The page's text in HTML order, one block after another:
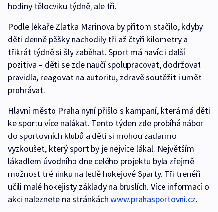
hodiny tělocviku týdně, ale tři.
Podle lékaře Zlatka Marinova by přitom stačilo, kdyby
děti denně pěšky nachodily tři až čtyři kilometry a
třikrát týdně si šly zaběhat. Sport má navíc i další
pozitiva – děti se zde naučí spolupracovat, dodržovat
pravidla, reagovat na autoritu, zdravě soutěžit i umět
prohrávat.
Hlavní město Praha nyní přišlo s kampaní, která má děti
ke sportu více nalákat. Tento týden zde probíhá nábor
do sportovních klubů a děti si mohou zadarmo
vyzkoušet, který sport by je nejvíce lákal. Největším
lákadlem úvodního dne celého projektu byla zřejmě
možnost tréninku na ledě hokejové Sparty. Tři trenéři
učili malé hokejisty základy na bruslích. Více informací o
akci naleznete na stránkách www.prahasportovni.cz.